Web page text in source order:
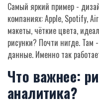
Самый яркий пример -
компаниях: Apple, Spotify,
макеты, чёткие цвета,
рисунки? Почти нигде.
данные. Именно так
Что важнее:
аналитика?